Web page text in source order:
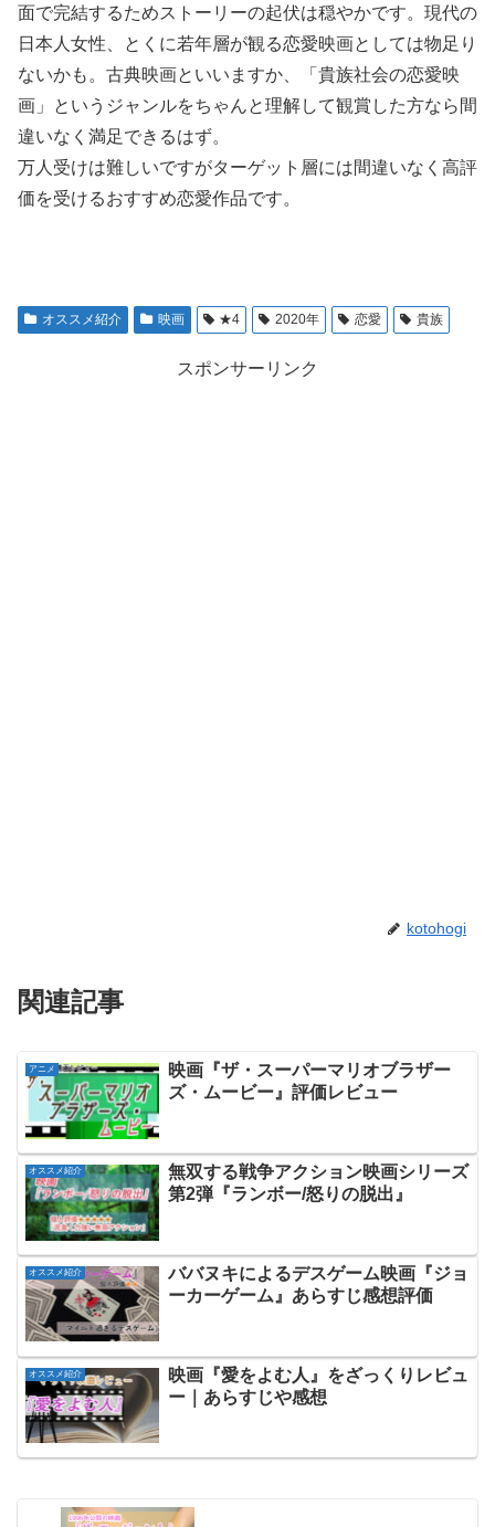
面で完結するためストーリーの起伏は穏やかです。現代の
日本人女性、とくに若年層が観る恋愛映画としては物足り
ないかも。古典映画といいますか、「貴族社会の恋愛映
画」というジャンルをちゃんと理解して観賞した方なら間
違いなく満足できるはず。
万人受けは難しいですがターゲット層には間違いなく高評
価を受けるおすすめ恋愛作品です。
オススメ紹介 映画 ★4 2020年 恋愛 貴族
スポンサーリンク
kotohogi
関連記事
アニメ
映画『ザ・スーパーマリオブラザー
ズ・ムービー』評価レビュー
オススメ紹介
無双する戦争アクション映画シリーズ
第2弾『ランボー/怒りの脱出』
オススメ紹介
ババヌキによるデスゲーム映画『ジョ
ーカーゲーム』あらすじ感想評価
オススメ紹介
映画『愛をよむ人』をざっくりレビュ
ー｜あらすじや感想